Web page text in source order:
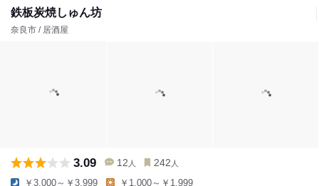
鉄板炭焼しゅん坊
奈良市 / 居酒屋
3.09 12 人 242 人
￥3,000～￥3,999 ￥1,000～￥1,999